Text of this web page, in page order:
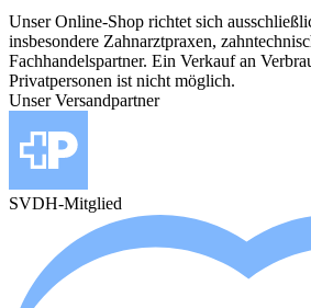
Unser Online-Shop richtet sich
insbesondere Zahnarztpraxen,
Fachhandelspartner. Ein Verkauf an
Privatpersonen ist nicht möglich.
Unser Versandpartner
SVDH-Mitglied